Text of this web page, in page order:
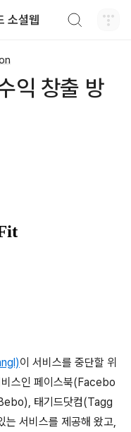
소셜웹
익 창출 방
이 서비스를 중단할 위
스인 페이스북(Facebo
태기드닷컴(Tagg
서비스를 제공해 왔고,